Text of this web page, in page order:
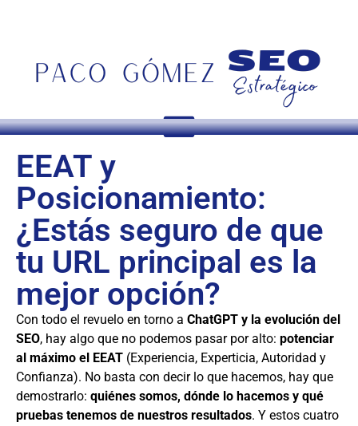
EEAT y
Posicionamiento:
¿Estás seguro de que
tu URL principal es la
mejor opción?
Con todo el revuelo en torno a ChatGPT y la evolución del
SEO, hay algo que no podemos pasar por alto: potenciar
al máximo el EEAT (Experiencia, Experticia, Autoridad y
Confianza). No basta con decir lo que hacemos, hay que
demostrarlo: quiénes somos, dónde lo hacemos y qué
pruebas tenemos de nuestros resultados. Y estos cuatro